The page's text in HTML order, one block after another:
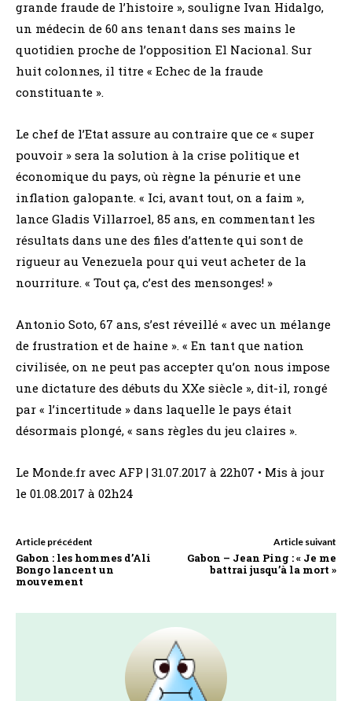
grande fraude de l’histoire », souligne Ivan Hidalgo,
un médecin de 60 ans tenant dans ses mains le
quotidien proche de l’opposition El Nacional. Sur
huit colonnes, il titre « Echec de la fraude
constituante ».
Le chef de l’Etat assure au contraire que ce « super
pouvoir » sera la solution à la crise politique et
économique du pays, où règne la pénurie et une
inflation galopante. « Ici, avant tout, on a faim »,
lance Gladis Villarroel, 85 ans, en commentant les
résultats dans une des files d’attente qui sont de
rigueur au Venezuela pour qui veut acheter de la
nourriture. « Tout ça, c’est des mensonges! »
Antonio Soto, 67 ans, s’est réveillé « avec un mélange
de frustration et de haine ». « En tant que nation
civilisée, on ne peut pas accepter qu’on nous impose
une dictature des débuts du XXe siècle », dit-il, rongé
par « l’incertitude » dans laquelle le pays était
désormais plongé, « sans règles du jeu claires ».
Le Monde.fr avec AFP | 31.07.2017 à 22h07 • Mis à jour
le 01.08.2017 à 02h24
Article précédent
Gabon : les hommes d’Ali
Bongo lancent un
mouvement
Article suivant
Gabon – Jean Ping : « Je me
battrai jusqu’à la mort »